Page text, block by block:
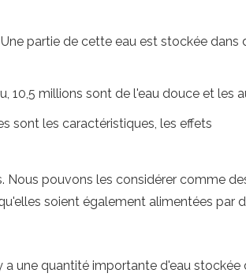
partie de cette eau est stockée
10,5 millions sont de l'eau douce et les
sont les caractéristiques, les effets
Nous pouvons les considérer comme
soient également alimentées par
a une quantité importante d'eau